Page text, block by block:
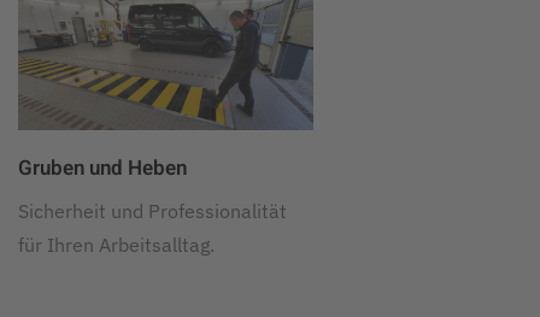
Gruben und Heben
Sicherheit und Professionalität
für Ihren Arbeitsalltag.